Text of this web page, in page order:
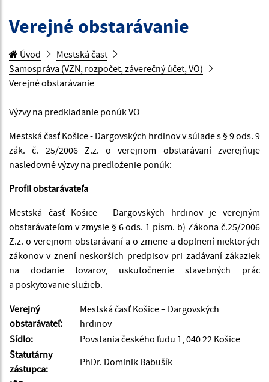
Verejné obstarávanie
Úvod
Mestská časť
Samospráva (VZN, rozpočet, záverečný účet, VO)
Verejné obstarávanie
Výzvy na predkladanie ponúk VO
Mestská časť Košice - Dargovských hrdinov v súlade s § 9 ods. 9
zák. č. 25/2006 Z.z. o verejnom obstarávaní zverejňuje
nasledovné výzvy na predloženie ponúk:
Profil obstarávateľa
Mestská časť Košice - Dargovských hrdinov je verejným
obstarávateľom v zmysle § 6 ods. 1 písm. b) Zákona č.25/2006
Z.z. o verejnom obstarávaní a o zmene a doplnení niektorých
zákonov v znení neskorších predpisov pri zadávaní zákaziek
na dodanie tovarov, uskutočnenie stavebných prác
a poskytovanie služieb.
Verejný
obstarávateľ:
Mestská časť Košice – Dargovských
hrdinov
Sídlo:
Povstania českého ľudu 1, 040 22 Košice
Štatutárny
zástupca:
PhDr. Dominik Babušík